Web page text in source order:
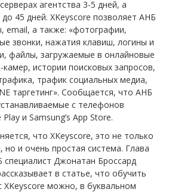
агентства 3-5 дней, а
45 дней. XKeyscore позволяет АНБ
email, а также: «фотографии,
звонки, нажатия клавиш, логины и
файлы, загружаемые в онлайновые
истории поисковых запросов,
трафик социальных медиа,
таргетинг». Сообщается, что АНБ
с телефонов
и Samsung’s App Store.
что XKeyscore, это не только
и очень простая система. Глава
специалист Джонатан Броссард
в статье, что обучить
XKeyscore можно, в буквальном